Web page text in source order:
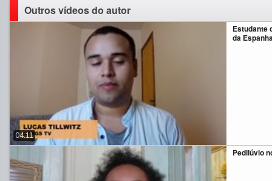
Outros vídeos do autor
Estudante
da
04:11
Pedilúvio